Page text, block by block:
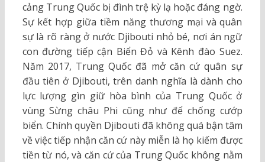
cảng Trung Quốc bị đình trệ kỳ lạ hoặc đáng ngờ.
Sự kết hợp giữa tiềm năng thương mại và quân
sự là rõ ràng ở nước Djibouti nhỏ bé, nơi án ngữ
con đường tiếp cận Biển Đỏ và Kênh đào Suez.
Năm 2017, Trung Quốc đã mở căn cứ quân sự
đầu tiên ở Djibouti, trên danh nghĩa là dành cho
lực lượng gìn giữ hòa bình của Trung Quốc ở
vùng Sừng châu Phi cũng như để chống cướp
biển. Chính quyền Djibouti đã không quá bận tâm
về việc tiếp nhận căn cứ này miễn là họ kiếm được
tiền từ nó, và căn cứ của Trung Quốc không nằm